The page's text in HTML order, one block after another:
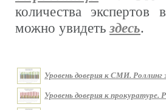
количества
можно увидетьздесь.
Уровень доверия к СМИ. Роллинг
Уровень доверия к прокуратуре.